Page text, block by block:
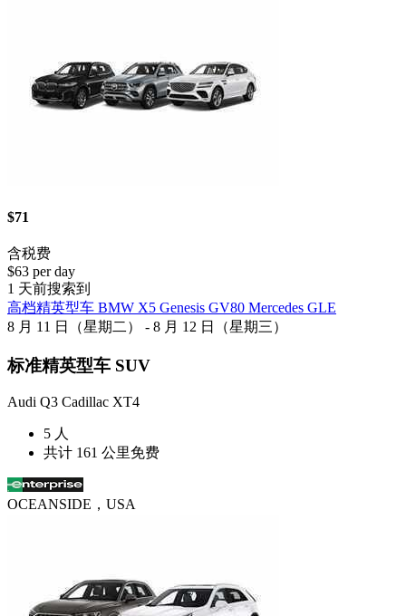
$71
含税费
$63 per day
1 天前搜索到
高档精英型车 BMW X5 Genesis GV80 Mercedes GLE
8 月 11 日（星期二） - 8 月 12 日（星期三）
标准精英型车 SUV
Audi Q3 Cadillac XT4
5 人
共计 161 公里免费
OCEANSIDE，USA